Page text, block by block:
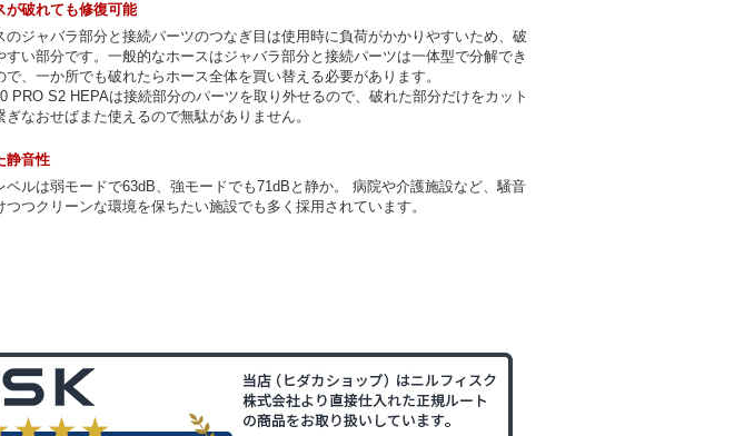
が破れても修復可能
のジャバラ部分と接続パーツのつなぎ目は使用時に負荷がかかりやすいため、破
すい部分です。一般的なホースはジャバラ部分と接続パーツは一体型で分解でき
で、一か所でも破れたらホース全体を買い替える必要があります。
PRO S2 HEPAは接続部分のパーツを取り外せるので、破れた部分だけをカット
ぎなおせばまた使えるので無駄がありません。
静音性
ベルは弱モードで63dB、強モードでも71dBと静か。 病院や介護施設など、騒音
つつクリーンな環境を保ちたい施設でも多く採用されています。